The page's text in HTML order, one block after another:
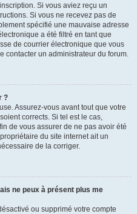
Si vous aviez reçu un
Si vous ne recevez pas de
spécifié une mauvaise adresse
a été filtré en tant que
de courrier électronique que vous
contacter un administrateur du forum.
?
Assurez-vous avant tout que votre
corrects. Si tel est le cas,
de vous assurer de ne pas avoir été
du site internet ait un
de la corriger.
ne peux à présent plus me
ou supprimé votre compte